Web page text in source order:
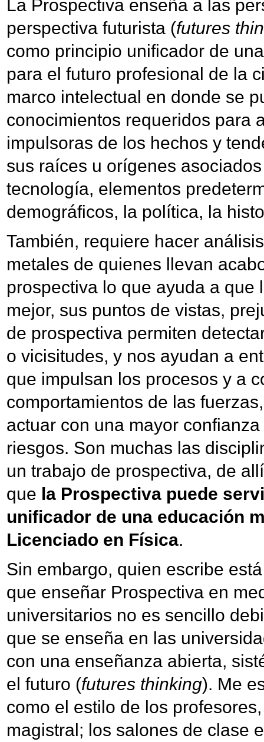
La Prospectiva enseña a las
perspectiva futurista (futures
como principio unificador de
para el futuro profesional de la
marco intelectual en donde se
conocimientos requeridos para
impulsoras de los hechos y
sus raíces u orígenes
tecnología, elementos
demográficos, la política, la
También, requiere hacer
metales de quienes llevan
prospectiva lo que ayuda a que
mejor, sus puntos de vistas,
de prospectiva permiten
o vicisitudes, y nos ayudan a
que impulsan los procesos y a
comportamientos de las
actuar con una mayor
riesgos. Son muchas las
un trabajo de prospectiva, de
que la Prospectiva puede
unificador de una educación
Licenciado en Física.
Sin embargo, quien escribe
que enseñar Prospectiva en
universitarios no es sencillo
que se enseña en las
con una enseñanza abierta,
el futuro (futures thinking). Me
como el estilo de los
magistral; los salones de clase